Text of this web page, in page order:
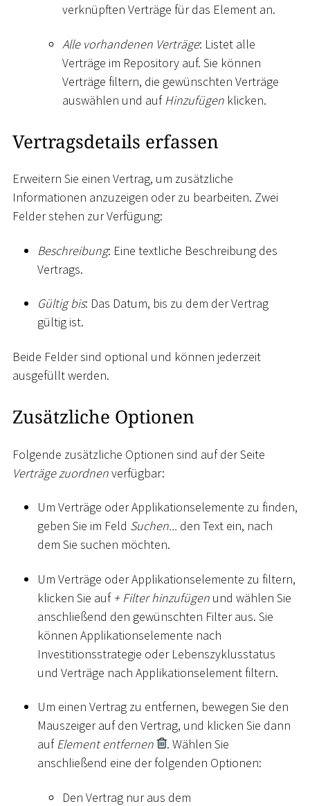
verknüpften Verträge für das Element an.
Alle vorhandenen Verträge: Listet alle
Verträge im Repository auf. Sie können
Verträge filtern, die gewünschten Verträge
auswählen und aufHinzufügen klicken.
Vertragsdetails erfassen
Erweitern Sie einen Vertrag, um zusätzliche
Informationen anzuzeigen oder zu bearbeiten. Zwei
Felder stehen zur Verfügung:
Beschreibung: Eine textliche Beschreibung des
Vertrags.
Gültig bis: Das Datum, bis zu dem der Vertrag
gültig ist.
Beide Felder sind optional und können jederzeit
ausgefüllt werden.
Zusätzliche Optionen
Folgende zusätzliche Optionen sind auf der Seite
Verträge zuordnenverfügbar:
Um Verträge oder Applikationselemente zu finden,
geben Sie im Feld Suchen... den Text ein, nach
dem Sie suchen möchten.
Um Verträge oder Applikationselemente zu filtern,
klicken Sie auf + Filter hinzufügen und wählen Sie
anschließend den gewünschten Filter aus. Sie
können Applikationselemente nach
Investitionsstrategie oder Lebenszyklusstatus
und Verträge nach Applikationselement filtern.
Um einen Vertrag zu entfernen, bewegen Sie den
Mauszeiger auf den Vertrag, und klicken Sie dann
aufElement entfernen
. Wählen Sie
anschließend eine der folgenden Optionen:
Den Vertrag nur aus dem